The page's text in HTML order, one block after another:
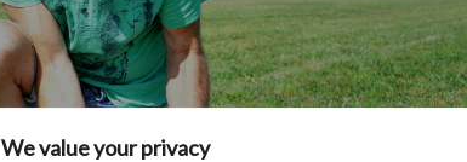
We value your privacy